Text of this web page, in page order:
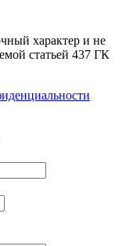
характер и не
статьей 437 ГК